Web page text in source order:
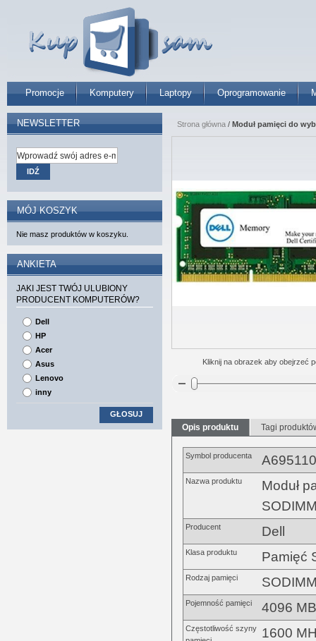
Promocje Komputery Laptopy Oprogramowanie
Strona główna / Moduł pamięci do
Kliknij na obrazek aby obejrzeć
Opis produktu Tagi
Symbol producenta
Nazwa produktu
Moduł
Producent Dell
Klasa produktu Pamięć
Rodzaj pamięci
Pojemność pamięci 4096 MB
Częstotliwość szyny
1600
NEWSLETTER
IDŹ
MÓJ KOSZYK
Nie masz produktów w koszyku.
ANKIETA
JAKI JEST TWÓJ ULUBIONY
PRODUCENT KOMPUTERÓW?
Dell
HP
Acer
Asus
Lenovo
inny
GŁOSUJ